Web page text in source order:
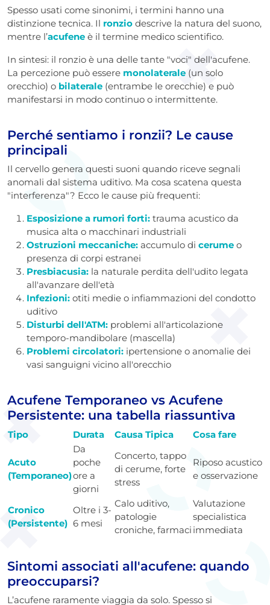
Spesso usati come sinonimi, i termini hanno una
distinzione tecnica. Il ronzio descrive la natura del suono,
mentre l’acufene è il termine medico scientifico.
In sintesi: il ronzio è una delle tante "voci" dell'acufene.
La percezione può essere monolaterale (un solo
orecchio) o bilaterale (entrambe le orecchie) e può
manifestarsi in modo continuo o intermittente.
Perché sentiamo i ronzii? Le cause
principali
Il cervello genera questi suoni quando riceve segnali
anomali dal sistema uditivo. Ma cosa scatena questa
"interferenza"? Ecco le cause più frequenti:
Esposizione a rumori forti: trauma acustico da
musica alta o macchinari industriali
Ostruzioni meccaniche: accumulo di cerume o
presenza di corpi estranei
Presbiacusia: la naturale perdita dell'udito legata
all'avanzare dell'età
Infezioni: otiti medie o infiammazioni del condotto
uditivo
Disturbi dell'ATM: problemi all'articolazione
temporo-mandibolare (mascella)
Problemi circolatori: ipertensione o anomalie dei
vasi sanguigni vicino all'orecchio
Acufene Temporaneo vs Acufene
Persistente: una tabella riassuntiva
Tipo Durata Causa Tipica Cosa fare
Acuto
(Temporaneo)
Da
poche
ore a
giorni
Concerto, tappo
di cerume, forte
stress
Riposo acustico
e osservazione
Cronico
(Persistente)
Oltre i 3-
6 mesi
Calo uditivo,
patologie
croniche, farmaci
Valutazione
specialistica
immediata
Sintomi associati all'acufene: quando
preoccuparsi?
L’acufene raramente viaggia da solo. Spesso si